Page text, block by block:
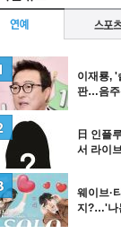
이재룡, '
판…음
日 인플
서 라이
웨이브·
지?…'나